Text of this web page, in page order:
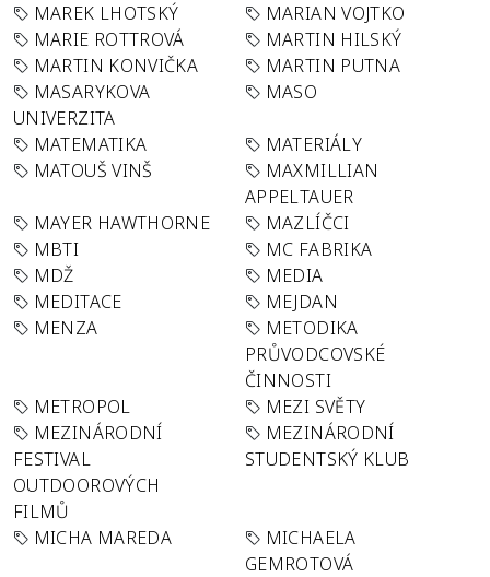
MAREK LHOTSKÝ
MARIAN VOJTKO
MARIE ROTTROVÁ
MARTIN HILSKÝ
MARTIN KONVIČKA
MARTIN PUTNA
MASARYKOVA
UNIVERZITA
MASO
MATEMATIKA
MATERIÁLY
MATOUŠ VINŠ
MAXMILLIAN
APPELTAUER
MAYER HAWTHORNE
MAZLÍČCI
MBTI
MC FABRIKA
MDŽ
MEDIA
MEDITACE
MEJDAN
MENZA
METODIKA
PRŮVODCOVSKÉ
ČINNOSTI
METROPOL
MEZI SVĚTY
MEZINÁRODNÍ
FESTIVAL
OUTDOOROVÝCH
FILMŮ
MEZINÁRODNÍ
STUDENTSKÝ KLUB
MICHA MAREDA
MICHAELA
GEMROTOVÁ